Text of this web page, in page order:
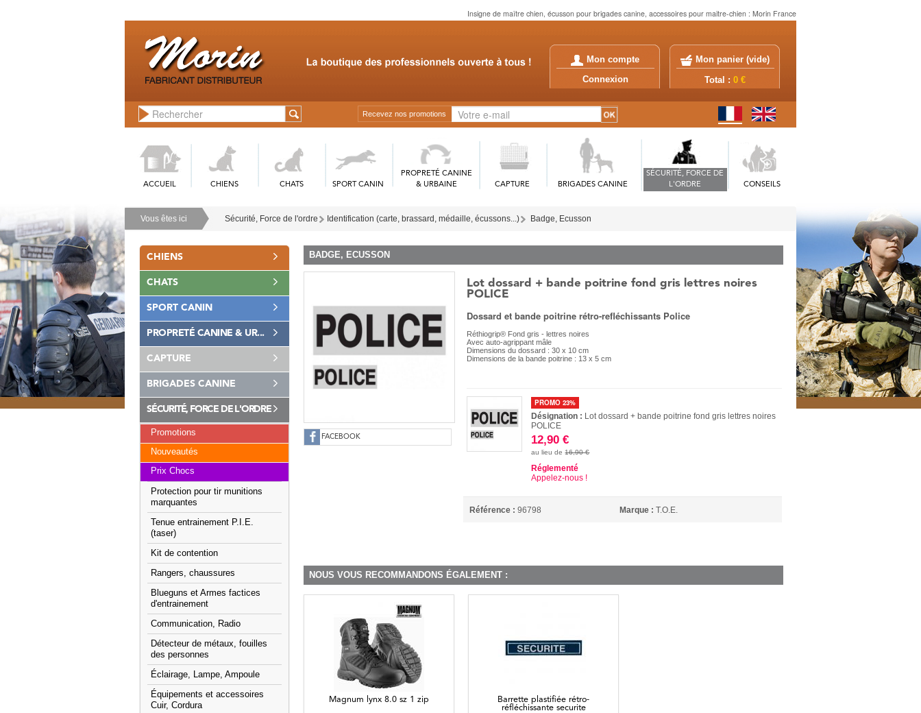
Insigne de maître chien, écusson pour brigades canine, accessoires pour maitre-chien : Morin France
Mon compte
Connexion
Mon panier (vide)
Total : 0 €
Recevez nos promotions
ACCUEIL CHIENS CHATS SPORT CANIN
PROPRETÉ CANINE
& URBAINE
CAPTURE BRIGADES CANINE
SÉCURITÉ, FORCE DE
L'ORDRE
CONSEILS
Vous êtes ici Sécurité, Force de l'ordre Identification (carte, brassard, médaille, écussons...) Badge, Ecusson
CHIENS
CHATS
SPORT CANIN
PROPRETÉ CANINE & UR...
CAPTURE
BRIGADES CANINE
SÉCURITÉ, FORCE DE L'ORDRE
Promotions
Nouveautés
Prix Chocs
Protection pour tir munitions
marquantes
Tenue entrainement P.I.E.
(taser)
Kit de contention
Rangers, chaussures
Blueguns et Armes factices
d'entrainement
Communication, Radio
Détecteur de métaux, fouilles
des personnes
Éclairage, Lampe, Ampoule
Équipements et accessoires
Cuir, Cordura
BADGE, ECUSSON
FACEBOOK
Lot dossard + bande poitrine fond gris lettres noires
POLICE
Dossard et bande poitrine rétro-refléchissants Police
Réthiogrip® Fond gris - lettres noires
Avec auto-agrippant mâle
Dimensions du dossard : 30 x 10 cm
Dimensions de la bande poitrine : 13 x 5 cm
PROMO 23%
Désignation : Lot dossard + bande poitrine fond gris lettres noires
POLICE
12,90 €
au lieu de16,90 €
Réglementé
Appelez-nous !
Référence : 96798 Marque : T.O.E.
NOUS VOUS RECOMMANDONS ÉGALEMENT :
Magnum lynx 8.0 sz 1 zip
Barrette plastifiée rétro-
réfléchissante securite